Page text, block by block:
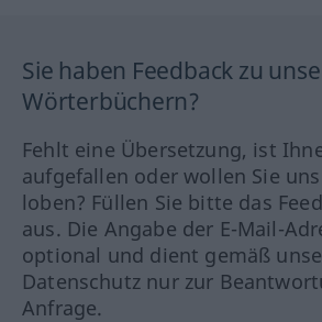
Sie haben Feedback zu
Wörterbüchern?
Fehlt eine Übersetzung, ist
aufgefallen oder wollen Sie
loben? Füllen Sie bitte das
aus. Die Angabe der E-Mail-
optional und dient gemäß
Datenschutz nur zur
Anfrage.